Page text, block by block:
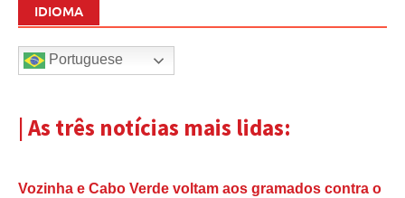
IDIOMA
Portuguese
| As três notícias mais lidas:
Vozinha e Cabo Verde voltam aos gramados contra o